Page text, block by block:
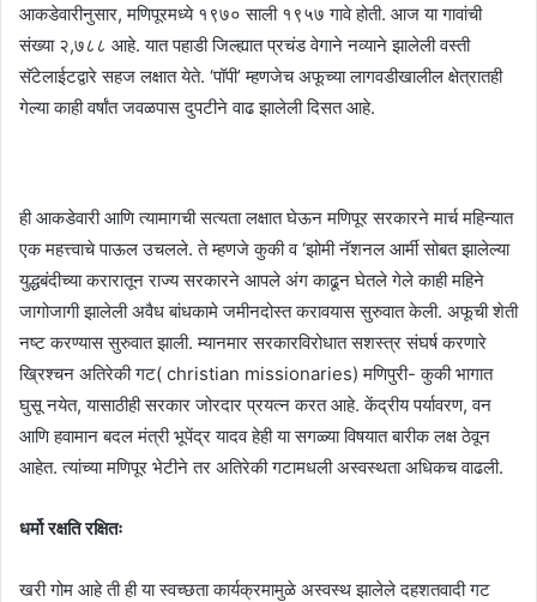
आकडेवारीनुसार, मणिपूरमध्ये १९७० साली १९५७ गावे होती. आज या गावांची
संख्या २,७८८ आहे. यात पहाडी जिल्ह्यात प्रचंड वेगाने नव्याने झालेली वस्ती
सॅटेलाईटद्वारे सहज लक्षात येते. ‘पॉपी’ म्हणजेच अफूच्या लागवडीखालील क्षेत्रातही
गेल्या काही वर्षांत जवळपास दुपटीने वाढ झालेली दिसत आहे.
ही आकडेवारी आणि त्यामागची सत्यता लक्षात घेऊन मणिपूर सरकारने मार्च महिन्यात
एक महत्त्वाचे पाऊल उचलले. ते म्हणजे कुकी व ‘झोमी नॅशनल आर्मी सोबत झालेल्या
युद्धबंदीच्या करारातून राज्य सरकारने आपले अंग काढून घेतले गेले काही महिने
जागोजागी झालेली अवैध बांधकामे जमीनदोस्त करावयास सुरुवात केली. अफूची शेती
नष्ट करण्यास सुरुवात झाली. म्यानमार सरकारविरोधात सशस्त्र संघर्ष करणारे
ख्रिश्चन अतिरेकी गट( christian missionaries) मणिपुरी- कुकी भागात
घुसू नयेत, यासाठीही सरकार जोरदार प्रयत्न करत आहे. केंद्रीय पर्यावरण, वन
आणि हवामान बदल मंत्री भूपेंद्र यादव हेही या सगळ्या विषयात बारीक लक्ष ठेवून
आहेत. त्यांच्या मणिपूर भेटीने तर अतिरेकी गटामधली अस्वस्थता अधिकच वाढली.
धर्मो रक्षति रक्षितः
खरी गोम आहे ती ही या स्वच्छता कार्यक्रमामुळे अस्वस्थ झालेले दहशतवादी गट